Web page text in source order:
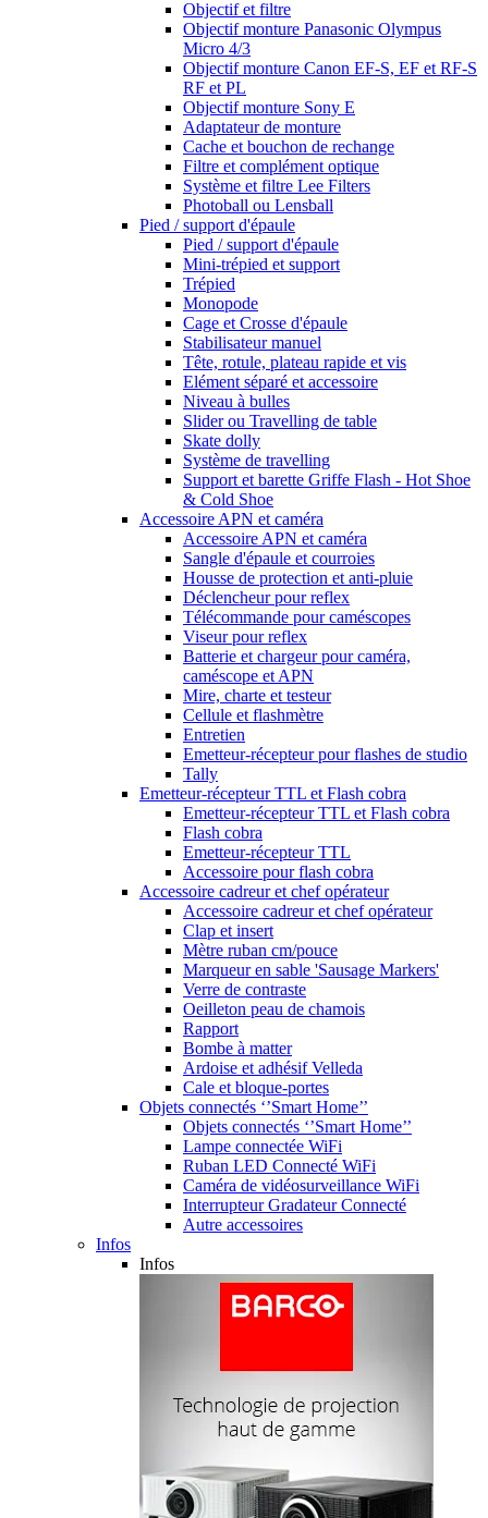
Objectif et filtre
Objectif monture Panasonic Olympus
Micro 4/3
Objectif monture Canon EF-S, EF et RF-S
RF et PL
Objectif monture Sony E
Adaptateur de monture
Cache et bouchon de rechange
Filtre et complément optique
Système et filtre Lee Filters
Photoball ou Lensball
Pied / support d'épaule
Pied / support d'épaule
Mini-trépied et support
Trépied
Monopode
Cage et Crosse d'épaule
Stabilisateur manuel
Tête, rotule, plateau rapide et vis
Elément séparé et accessoire
Niveau à bulles
Slider ou Travelling de table
Skate dolly
Système de travelling
Support et barette Griffe Flash - Hot Shoe
& Cold Shoe
Accessoire APN et caméra
Accessoire APN et caméra
Sangle d'épaule et courroies
Housse de protection et anti-pluie
Déclencheur pour reflex
Télécommande pour caméscopes
Viseur pour reflex
Batterie et chargeur pour caméra,
caméscope et APN
Mire, charte et testeur
Cellule et flashmètre
Entretien
Emetteur-récepteur pour flashes de studio
Tally
Emetteur-récepteur TTL et Flash cobra
Emetteur-récepteur TTL et Flash cobra
Flash cobra
Emetteur-récepteur TTL
Accessoire pour flash cobra
Accessoire cadreur et chef opérateur
Accessoire cadreur et chef opérateur
Clap et insert
Mètre ruban cm/pouce
Marqueur en sable 'Sausage Markers'
Verre de contraste
Oeilleton peau de chamois
Rapport
Bombe à matter
Ardoise et adhésif Velleda
Cale et bloque-portes
Objets connectés ‘’Smart Home’’
Objets connectés ‘’Smart Home’’
Lampe connectée WiFi
Ruban LED Connecté WiFi
Caméra de vidéosurveillance WiFi
Interrupteur Gradateur Connecté
Autre accessoires
Infos
Infos